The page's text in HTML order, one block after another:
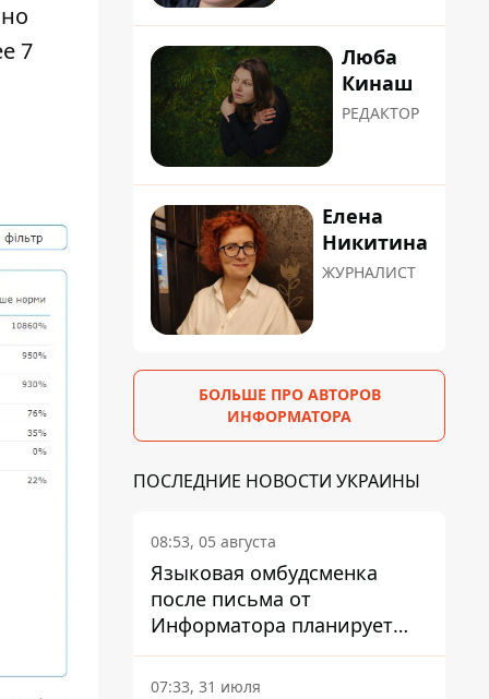
7
Люба
Кинаш
РЕДАКТОР
Елена
Никитина
ЖУРНАЛИСТ
БОЛЬШЕ ПРО АВТОРОВ
ИНФОРМАТОРА
ПОСЛЕДНИЕ НОВОСТИ УКРАИНЫ
08:53, 05 августа
Языковая омбудсменка
после письма от
Информатора планирует
наказать компанию-
подрядчика ПриватБанка
07:33, 31 июля